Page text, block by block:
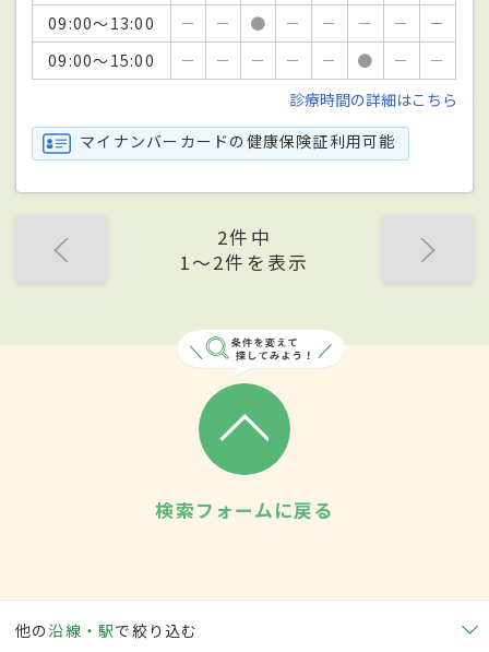
09:00～13:00 － － ● － － － －
－
09:00～15:00
－ － － － － ● －
－
診療時間の詳細はこちら
マイナンバーカードの健康保険証利用可能
2件中
1〜2件を表示
検索フォームに戻る
他の沿線・駅で絞り込む